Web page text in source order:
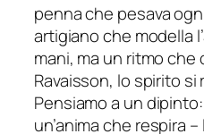
penna che pesava
artigiano che modella
mani, ma un ritmo
Ravaisson, lo spirito si
Pensiamo a un
un’anima che respira